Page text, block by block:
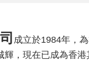
成立於1984年，
，現在已成為香